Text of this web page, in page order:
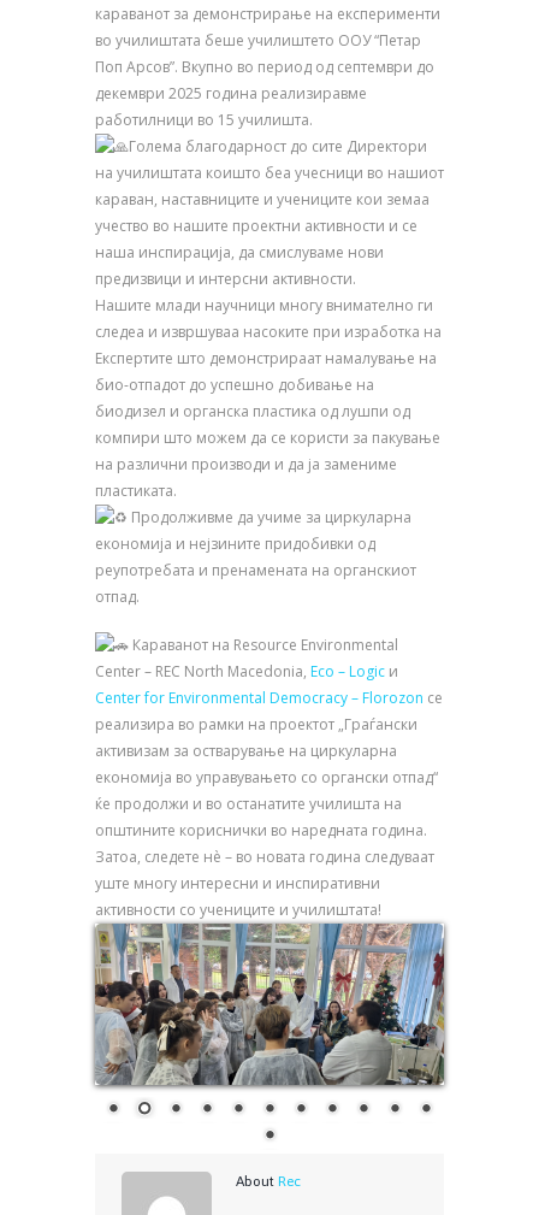
караванот за демонстрирање на експерименти
во училиштата беше училиштето ООУ “Петар
Поп Арсов”. Вкупно во период од септември до
декември 2025 година реализиравме
работилници во 15 училишта.
Голема благодарност до сите Директори
на училиштата коишто беа учесници во нашиот
караван, наставниците и учениците кои земаа
учество во нашите проектни активности и се
наша инспирација, да смислуваме нови
предизвици и интерсни активности.
Нашите млади научници многу внимателно ги
следеа и извршуваа насоките при изработка на
Експертите што демонстрираат намалување на
био-отпадот до успешно добивање на
биодизел и органска пластика од лушпи од
компири што можем да се користи за пакување
на различни производи и да ја замениме
пластиката.
Продолживме да учиме за циркуларна
економија и нејзините придобивки од
реупотребата и пренамената на органскиот
отпад.
Караванот на Resource Environmental
Center – REC North Macedonia, Eco – Logic и
Center for Environmental Democracy – Florozon се
реализира во рамки на проектот „Граѓански
активизам за остварување на циркуларна
економија во управувањето со органски отпад“
ќе продолжи и во останатите училишта на
општините кориснички во наредната година.
Затоа, следете нè – во новата година следуваат
уште многу интересни и инспиративни
активности со учениците и училиштата!